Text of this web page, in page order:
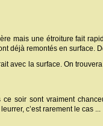
mais une étroiture fait
déjà remontés en surface.
avec la surface. On
soir sont vraiment
c’est rarement le cas ...